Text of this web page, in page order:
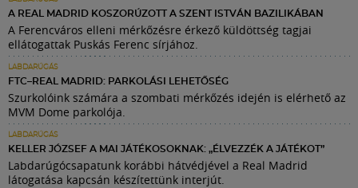
A REAL MADRID KOSZORÚZOTT A SZENT ISTVÁN BAZILIKÁBAN
A Ferencváros elleni mérkőzésre érkező küldöttség tagjai
ellátogattak Puskás Ferenc sírjához.
LABDARÚGÁS
FTC–REAL MADRID: PARKOLÁSI LEHETŐSÉG
Szurkolóink számára a szombati mérkőzés idején is elérhető az
MVM Dome parkolója.
LABDARÚGÁS
KELLER JÓZSEF A MAI JÁTÉKOSOKNAK: „ÉLVEZZÉK A JÁTÉKOT”
Labdarúgócsapatunk korábbi hátvédjével a Real Madrid
látogatása kapcsán készítettünk interjút.